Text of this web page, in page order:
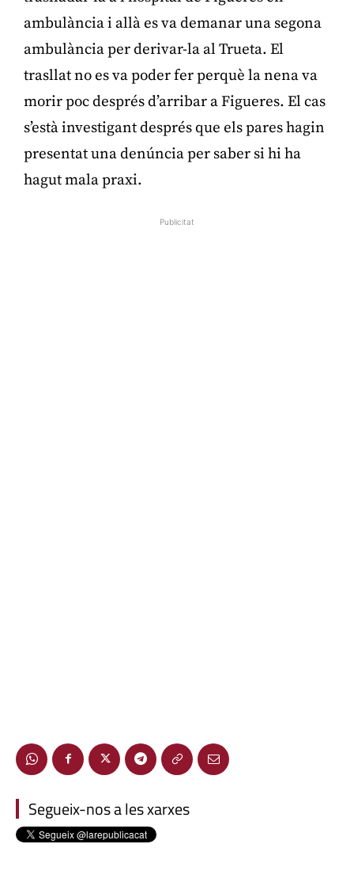
ambulància i allà es va demanar una segona
ambulància per derivar-la al Trueta. El
trasllat no es va poder fer perquè la nena va
morir poc després d’arribar a Figueres. El cas
s’està investigant després que els pares hagin
presentat una denúncia per saber si hi ha
hagut mala praxi.
Publicitat
Segueix-nos a les xarxes